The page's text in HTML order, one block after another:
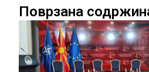
Поврзана